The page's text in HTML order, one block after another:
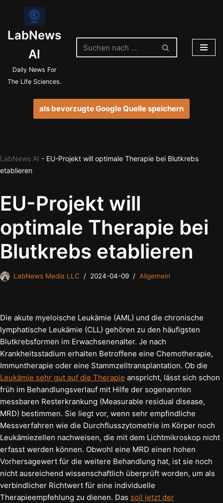
Inhalt
springen
LabNews
AI
Daily News For
The Life Sciences.
als bevorzugte Google Quelle speichern
LabNews AI - EU-Projekt will optimale Therapie bei Blutkrebs
etablieren
EU-Projekt will
optimale Therapie bei
Blutkrebs etablieren
LabNews Media LLC 2024-04-09 Allgemein
Die akute myeloische Leukämie (AML) und die chronische
lymphatische Leukämie (CLL) gehören zu den häufigsten
Blutkrebsformen im Erwachsenenalter. Je nach
Krankheitsstadium erhalten Betroffene eine Chemotherapie,
Immuntherapie oder eine Stammzelltransplantation. Ob die
Leukämie sehr gut auf die Therapie anspricht, lässt sich schon
früh im Behandlungsverlauf mit Hilfe der sogenannten
messbaren Resterkrankung (Measurable residual disease,
MRD) bestimmen. Sie liegt vor, wenn sehr empfindliche
Messverfahren wie die Durchflusszytometrie im Körper noch
Leukämiezellen nachweisen, die mit dem Lichtmikroskop nicht
erfasst werden können. Obwohl eine MRD einen hohen
Vorhersagewert für die weitere Behandlung hat, ist sie noch
nicht ausreichend wissenschaftlich überprüft worden, um als
verbindlicher Richtwert für eine individuelle
Therapieempfehlung zu dienen. Das soll jetzt der